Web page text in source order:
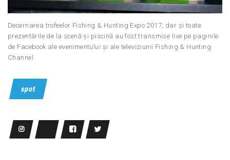
Decernarea trofeelor Fishing & Hunting Expo 2017, dar și toate
prezentările de la scenă și piscină au fost transmise live pe paginile
de Facebook ale evenimentului și ale televiziunii Fishing & Hunting
Channel.
spot